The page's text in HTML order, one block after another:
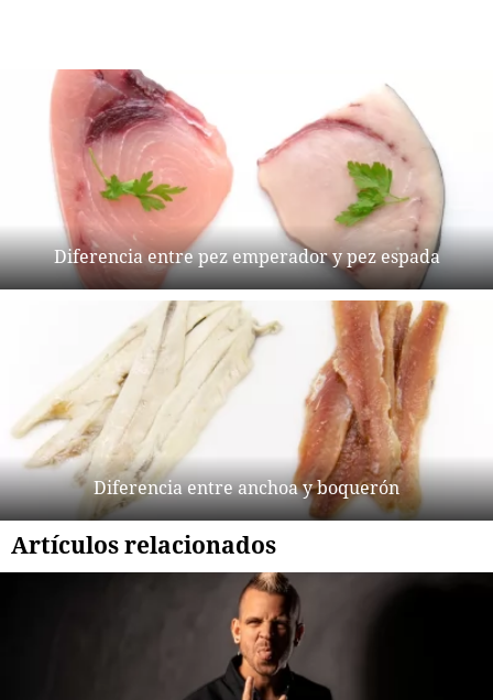
Diferencia entre pez emperador y pez espada
Diferencia entre anchoa y boquerón
Artículos relacionados